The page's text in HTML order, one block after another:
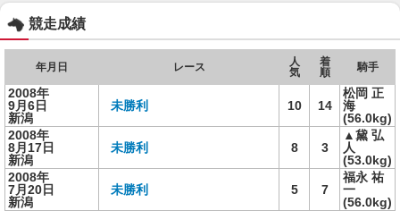
競走成績
年月日 レース
人
気
着
順
騎手
2008年
9月6日
新潟
未勝利 10 14
松岡 正
海
(56.0kg)
2008年
8月17日
新潟
未勝利 8 3
▲黛 弘
人
(53.0kg)
2008年
7月20日
新潟
未勝利 5 7
福永 祐
一
(56.0kg)